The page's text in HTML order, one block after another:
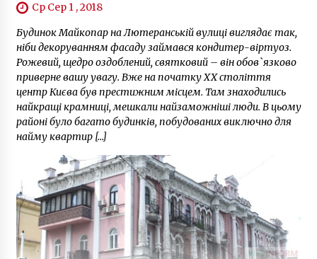
Ср Сер 1 , 2018
Будинок Майкопар на Лютеранській вулиці виглядає так,
ніби декоруванням фасаду займався кондитер-віртуоз.
Рожевий, щедро оздоблений, святковий – він обов`язково
приверне вашу увагу. Вже на початку XX століття
центр Києва був престижним місцем. Там знаходились
найкращі крамниці, мешкали найзаможніші люди. В цьому
районі було багато будинків, побудованих виключно для
найму квартир […]